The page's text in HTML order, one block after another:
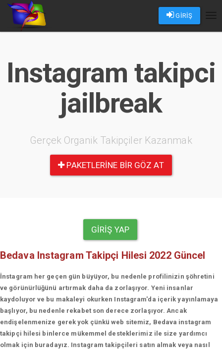
GİRİŞ
Instagram takipci
jailbreak
Gerçek Organik Takipçiler Kazanmak
PAKETLERINE BIR GÖZ AT
GIRIŞ YAP
Bedava Instagram Takipçi Hilesi 2022 Güncel
İnstagram her geçen gün büyüyor, bu nedenle profilinizin şöhretini
ve görünürlüğünü artırmak daha da zorlaşıyor. Yeni insanlar
kaydoluyor ve bu makaleyi okurken Instagram'da içerik yayınlamaya
başlıyor, bu nedenle rekabet son derece zorlaşıyor. Ancak
endişelenmenize gerek yok çünkü web sitemiz, Bedava instagram
takipçi hilesi binlerce mükemmel desteklerimiz ile size yardımcı
olmak için buradayız. Instagram takipçileri satın almak veya nasıl